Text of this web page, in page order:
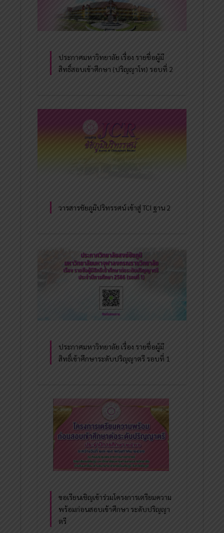
ประกาศมหาวิทยาลัย เรื่อง รายชื่อผู้มี
สิทธิ์สอบเข้าศึกษา (ปริญญาโท) รอบที่ 2
วารสารชัยภูมิปริทรรศน์ เข้าสู่ TCI ฐาน 2
ประกาศมหาวิทยาลัย เรื่อง รายชื่อผู้มี
สิทธิ์เข้าศึกษาระดับปริญญาตรี รอบที่ 1
ขอเรียนเชิญเข้าร่วมโครงการเตรียมความ
พร้อมก่อนสอบเข้าศึกษา ระดับปริญญา
ตรี